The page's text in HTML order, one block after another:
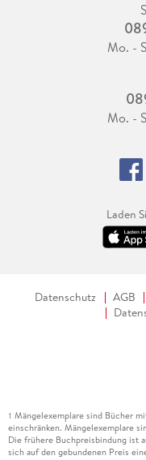
Mo. -
Mo. -
Laden
Datenschutz AGB
1 Mängelexemplare sind Bücher
einschränken. Mängelexemplare
Die frühere Buchpreisbindung ist
sich auf den gebundenen Preis